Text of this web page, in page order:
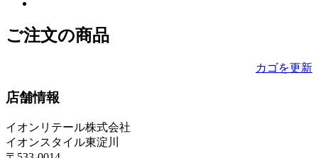
ご注文の商品
カゴを更新
店舗情報
イオンリテール株式会社
イオンスタイル東淀川